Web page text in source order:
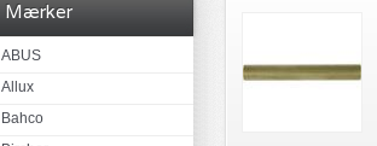
Mærker
ABUS
Allux
Bahco